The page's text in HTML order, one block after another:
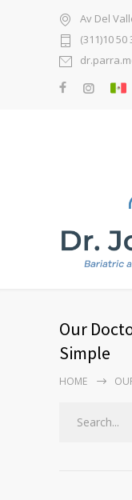
Av Del
(311)10 50
Our
Simple
HOME